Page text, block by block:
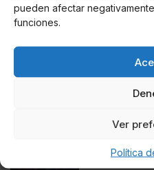
pueden afectar
funciones.
Ver
Política
Online Casino
Fortnite
Europea